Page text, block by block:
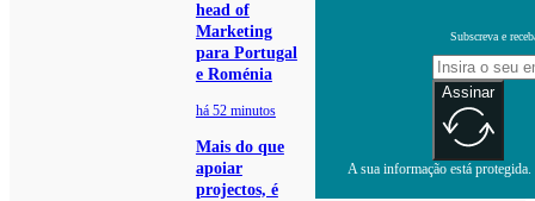
head of
Marketing
para Portugal
e Roménia
há 52 minutos
Mais do que
apoiar
projectos, é
Subscreva e
Assinar
A sua informação está